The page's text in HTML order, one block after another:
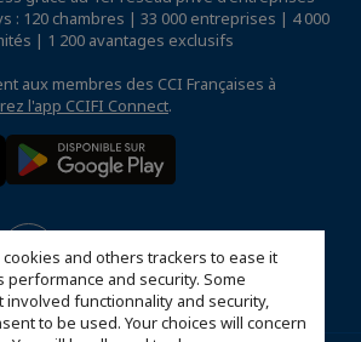
and others trackers to ease it
performance and security. Some
involved functionnality and security,
to be used. Your choices will concern
: 120 chambres | 33 000 entreprises | 4 000
| 1 200 avantages exclusifs
aux membres des CCI Françaises à
l'app CCIFI Connect.